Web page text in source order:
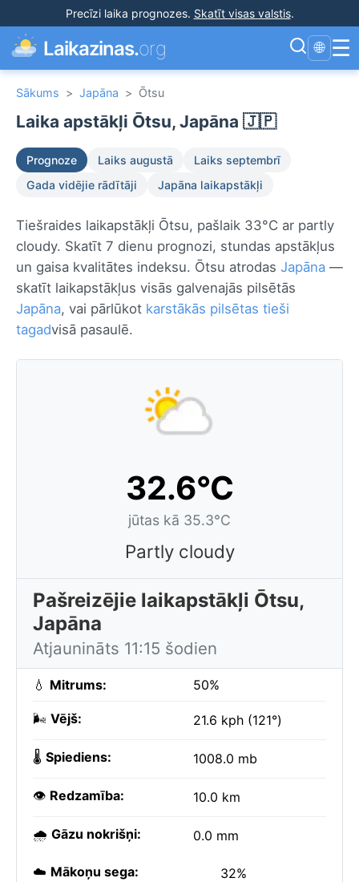
Precīzi laika prognozes. Skatīt visas valstis.
Laikazinas.org 🌐 ☰
Sākums > Japāna > Ōtsu
Laika apstākļi Ōtsu, Japāna 🇯🇵
Prognoze Laiks augustā
Laiks septembrī
Gada vidējie rādītāji
Japāna laikapstākļi
Tiešraides laikapstākļi Ōtsu, pašlaik 33°C ar partly
cloudy. Skatīt 7 dienu prognozi, stundas apstākļus
un gaisa kvalitātes indeksu. Ōtsu atrodas Japāna —
skatīt laikapstākļus visās galvenajās pilsētās
Japāna, vai pārlūkot karstākās pilsētas tieši
tagadvisā pasaulē.
32.6°C
jūtas kā 35.3°C
Partly cloudy
Pašreizējie laikapstākļi Ōtsu,
Japāna
Atjaunināts 11:15 šodien
💧 Mitrums: 50%
🌬️ Vējš: 21.6 kph (121°)
🌡️ Spiediens: 1008.0 mb
👁️ Redzamība: 10.0 km
🌧️ Gāzu nokrišņi: 0.0 mm
☁️ Mākoņu sega: 32%